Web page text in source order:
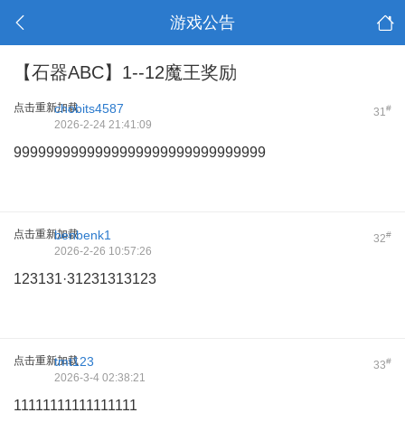
游戏公告
【石器ABC】1--12魔王奖励
点击重新加载 31#
chobits4587
2026-2-24 21:41:09
9999999999999999999999999999999
点击重新加载 32#
benbenk1
2026-2-26 10:57:26
123131·31231313123
点击重新加载 33#
tmt123
2026-3-4 02:38:21
11111111111111111